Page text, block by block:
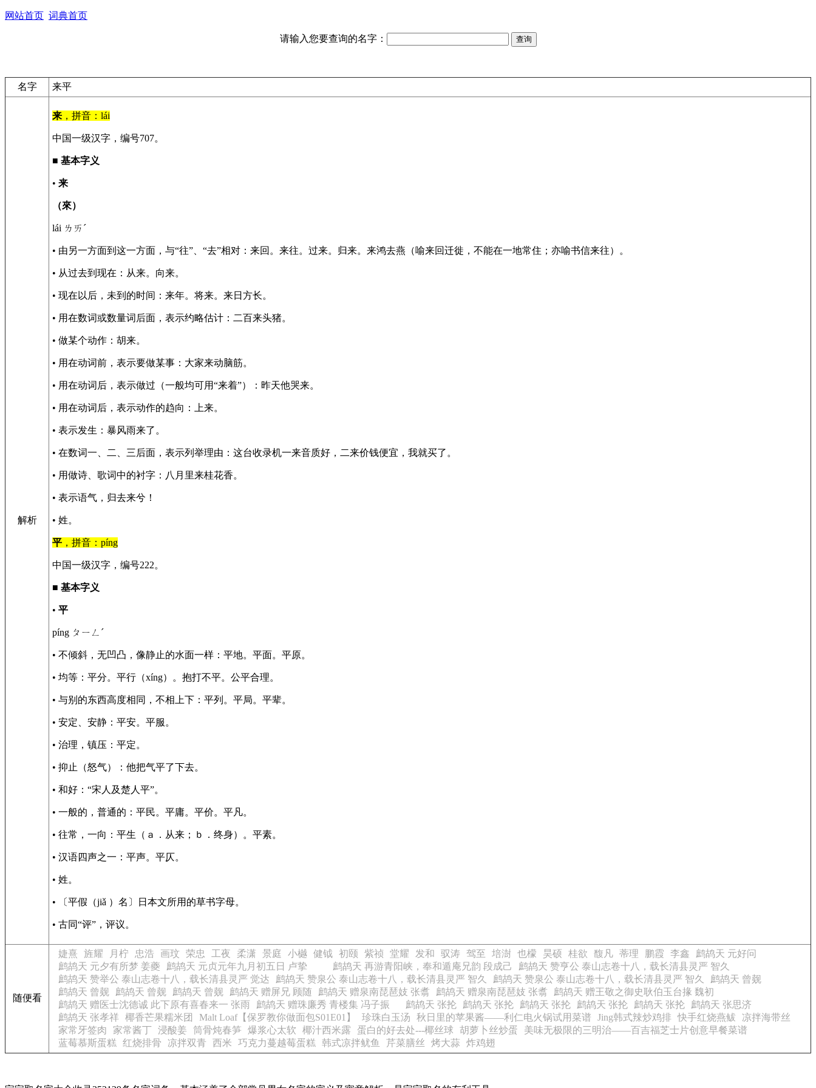
网站首页 词典首页
请输入您要查询的名字：
名字 来平
解析
来 ，拼音：lái
中国一级汉字，编号707。
■ 基本字义
• 来
（來）
lái ㄌㄞˊ
• 由另一方面到这一方面，与“往”、“去”相对：来回。来往。过来。归来。来鸿去燕（喻来回迁徙，不能在一地常住；亦喻书信来往）。
• 从过去到现在：从来。向来。
• 现在以后，未到的时间：来年。将来。来日方长。
• 用在数词或数量词后面，表示约略估计：二百来头猪。
• 做某个动作：胡来。
• 用在动词前，表示要做某事：大家来动脑筋。
• 用在动词后，表示做过（一般均可用“来着”）：昨天他哭来。
• 用在动词后，表示动作的趋向：上来。
• 表示发生：暴风雨来了。
• 在数词一、二、三后面，表示列举理由：这台收录机一来音质好，二来价钱便宜，我就买了。
• 用做诗、歌词中的衬字：八月里来桂花香。
• 表示语气，归去来兮！
• 姓。
平 ，拼音：píng
中国一级汉字，编号222。
■ 基本字义
• 平
píng ㄆㄧㄥˊ
• 不倾斜，无凹凸，像静止的水面一样：平地。平面。平原。
• 均等：平分。平行（xíng）。抱打不平。公平合理。
• 与别的东西高度相同，不相上下：平列。平局。平辈。
• 安定、安静：平安。平服。
• 治理，镇压：平定。
• 抑止（怒气）：他把气平了下去。
• 和好：“宋人及楚人平”。
• 一般的，普通的：平民。平庸。平价。平凡。
• 往常，一向：平生（ａ．从来；ｂ．终身）。平素。
• 汉语四声之一：平声。平仄。
• 姓。
• 〔平假（jiǎ ）名〕日本文所用的草书字母。
• 古同“评”，评议。
随便看
婕熹 旌耀 月柠 忠浩 画玟 荣忠 工夜 柔潇 景庭 小樾 健钺 初颐 紫祯 堂耀 发和 驭涛 驾至 培澍 也檬 昊硕 桂欲 馥凡 蒂理 鹏霞 李鑫
鹧鸪天 元好问
鹧鸪天 元夕有所梦 姜夔
鹧鸪天 元贞元年九月初五日 卢挚 鹧鸪天 再游青阳峡，奉和遁庵兄韵 段成己
鹧鸪天 赞亨公 泰山志卷十八，载长清县灵严 智久
鹧鸪天 赞举公 泰山志卷十八，载长清县灵严 觉达
鹧鸪天 赞泉公 泰山志卷十八，载长清县灵严 智久 鹧鸪天 赞泉公 泰山志卷十八，载长清县灵严 智久
鹧鸪天 曾觌
鹧鸪天 曾觌
鹧鸪天 曾觌 鹧鸪天 曾觌 鹧鸪天 赠屏兄 顾随 鹧鸪天 赠泉南琵琶妓 张翥 鹧鸪天 赠泉南琵琶妓 张翥
鹧鸪天 赠王敬之御史耿伯玉台掾 魏初
鹧鸪天 赠医士沈德诚 此下原有喜春来一 张雨
鹧鸪天 赠珠廉秀 青楼集 冯子振 鹧鸪天 张抡 鹧鸪天 张抡 鹧鸪天 张抡 鹧鸪天 张抡 鹧鸪天 张抡
鹧鸪天 张思济
鹧鸪天 张孝祥 椰香芒果糯米团 Malt Loaf【保罗教你做面包S01E01】 珍珠白玉汤 秋日里的苹果酱——利仁电火锅试用菜谱 Jing韩式辣炒鸡排 快手红烧燕鲅
凉拌海带丝
家常牙签肉
家常酱丁 浸酸姜 筒骨炖春笋 爆浆心太软 椰汁西米露 蛋白的好去处---椰丝球 胡萝卜丝炒蛋
美味无极限的三明治——百吉福芝士片创意早餐菜谱
蓝莓慕斯蛋糕
红烧排骨 凉拌双青 西米 巧克力蔓越莓蛋糕 韩式凉拌鱿鱼 芹菜膳丝 烤大蒜 炸鸡翅